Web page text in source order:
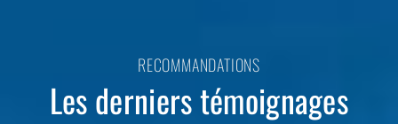
RECOMMANDATIONS
Les derniers témoignages